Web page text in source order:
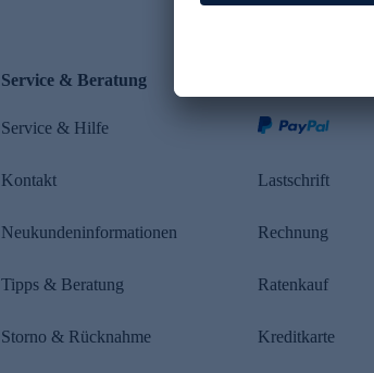
Service & Beratung
Service & Hilfe
Kontakt
Neukundeninformationen
Tipps & Beratung
Storno & Rücknahme
Lastschrift
Rechnung
Ratenkauf
Kreditkarte